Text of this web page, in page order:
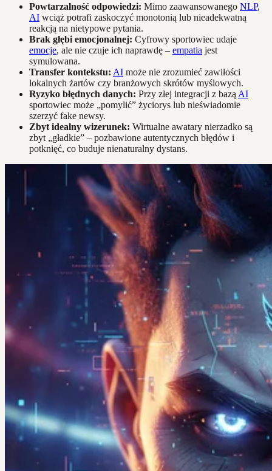
Powtarzalność odpowiedzi: Mimo zaawansowanego NLP,
AI wciąż potrafi zaskoczyć monotonią lub nieadekwatną
reakcją na nietypowe pytania.
Brak głębi emocjonalnej: Cyfrowy sportowiec udaje
emocje, ale nie czuje ich naprawdę – empatia jest
symulowana.
Transfer kontekstu: AI może nie zrozumieć zawiłości
lokalnych żartów czy branżowych skrótów myślowych.
Ryzyko błędnych danych: Przy złej integracji z bazą AI
sportowiec może „pomylić” życiorys lub nieświadomie
szerzyć fake newsy.
Zbyt idealny wizerunek: Wirtualne awatary nierzadko są
zbyt „gładkie” – pozbawione autentycznych błędów i
potknięć, co buduje nienaturalny dystans.